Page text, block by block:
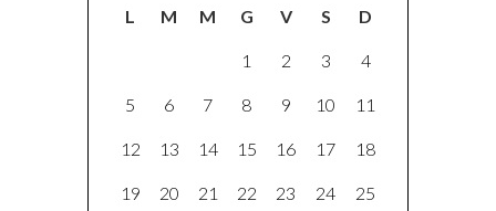
L M M G V S D
1 2 3 4
5 6 7 8 9 10 11
12 13 14 15 16 17 18
19 20 21 22 23 24 25